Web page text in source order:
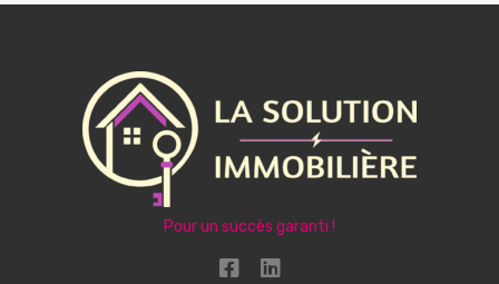
Pour un succès garanti !